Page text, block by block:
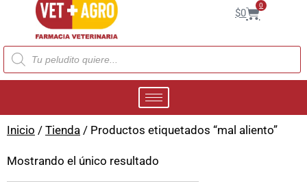
$0
0
Inicio / Tienda / Productos etiquetados “mal aliento”
Mostrando el único resultado